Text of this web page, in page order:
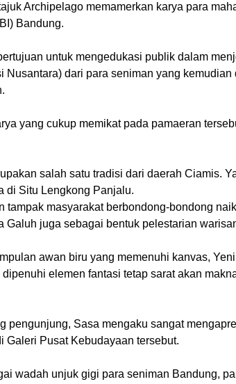
Archipelago memamerkan karya para
Bandung.
untuk mengedukasi publik dalam
Nusantara) dari para seniman yang
yang cukup memikat pada pamaeran
salah satu tradisi dari daerah Ciamis.
di Situ Lengkong Panjalu.
tampak masyarakat berbondong-bondong
Galuh juga sebagai bentuk pelestarian
awan biru yang memenuhi kanvas,
elemen fantasi tetap sarat akan
pengunjung, Sasa mengaku sangat
Galeri Pusat Kebudayaan tersebut.
wadah unjuk gigi para seniman Bandung,